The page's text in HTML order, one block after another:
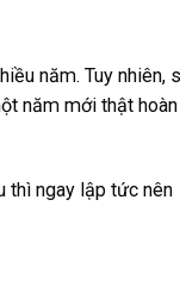
năm. Tuy nhiên,
năm mới thật hoàn
thì ngay lập tức nên